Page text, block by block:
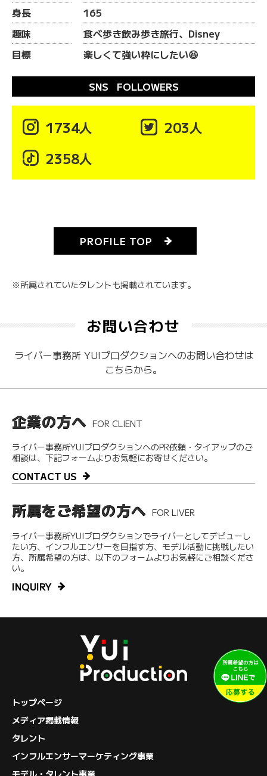
身長
165
趣味
食べ歩き飲み歩き旅行、Disney
目標
楽しくて強い枠にしたい😆
SNS FOLLOWERS
 1734人  203人
 2358人
PROFILE TOP
※所属されていたタレントも掲載されています。
お問い合わせ
ライバー事務所 YUIプロダクションへのお問い合わせは
こちらから。
企業の方へ FOR CLIENT
ライバー事務所YUIプロダクションへのPR依頼・タイアップのご
相談は、下記フォームよりお気軽にお寄せください。
CONTACT US
所属をご希望の方へ FOR LIVER
ライバー事務所YUIプロダクションでライバーとしてデビューし
たい方、インフルエンサーを目指す方、モデル活動に挑戦したい
方、所属希望の方は、以下のフォームよりお気軽にご相談くださ
い。
INQUIRY
トップページ
メディア掲載情報
タレント
インフルエンサーマーケティング事業